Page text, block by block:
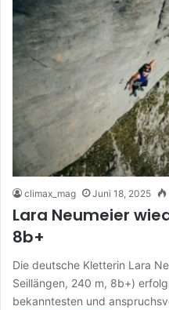
climax_mag Juni 18, 2025
Lara Neumeier
8b+
Die deutsche Kletterin Lara
Seillängen, 240 m, 8b+)
bekanntesten und